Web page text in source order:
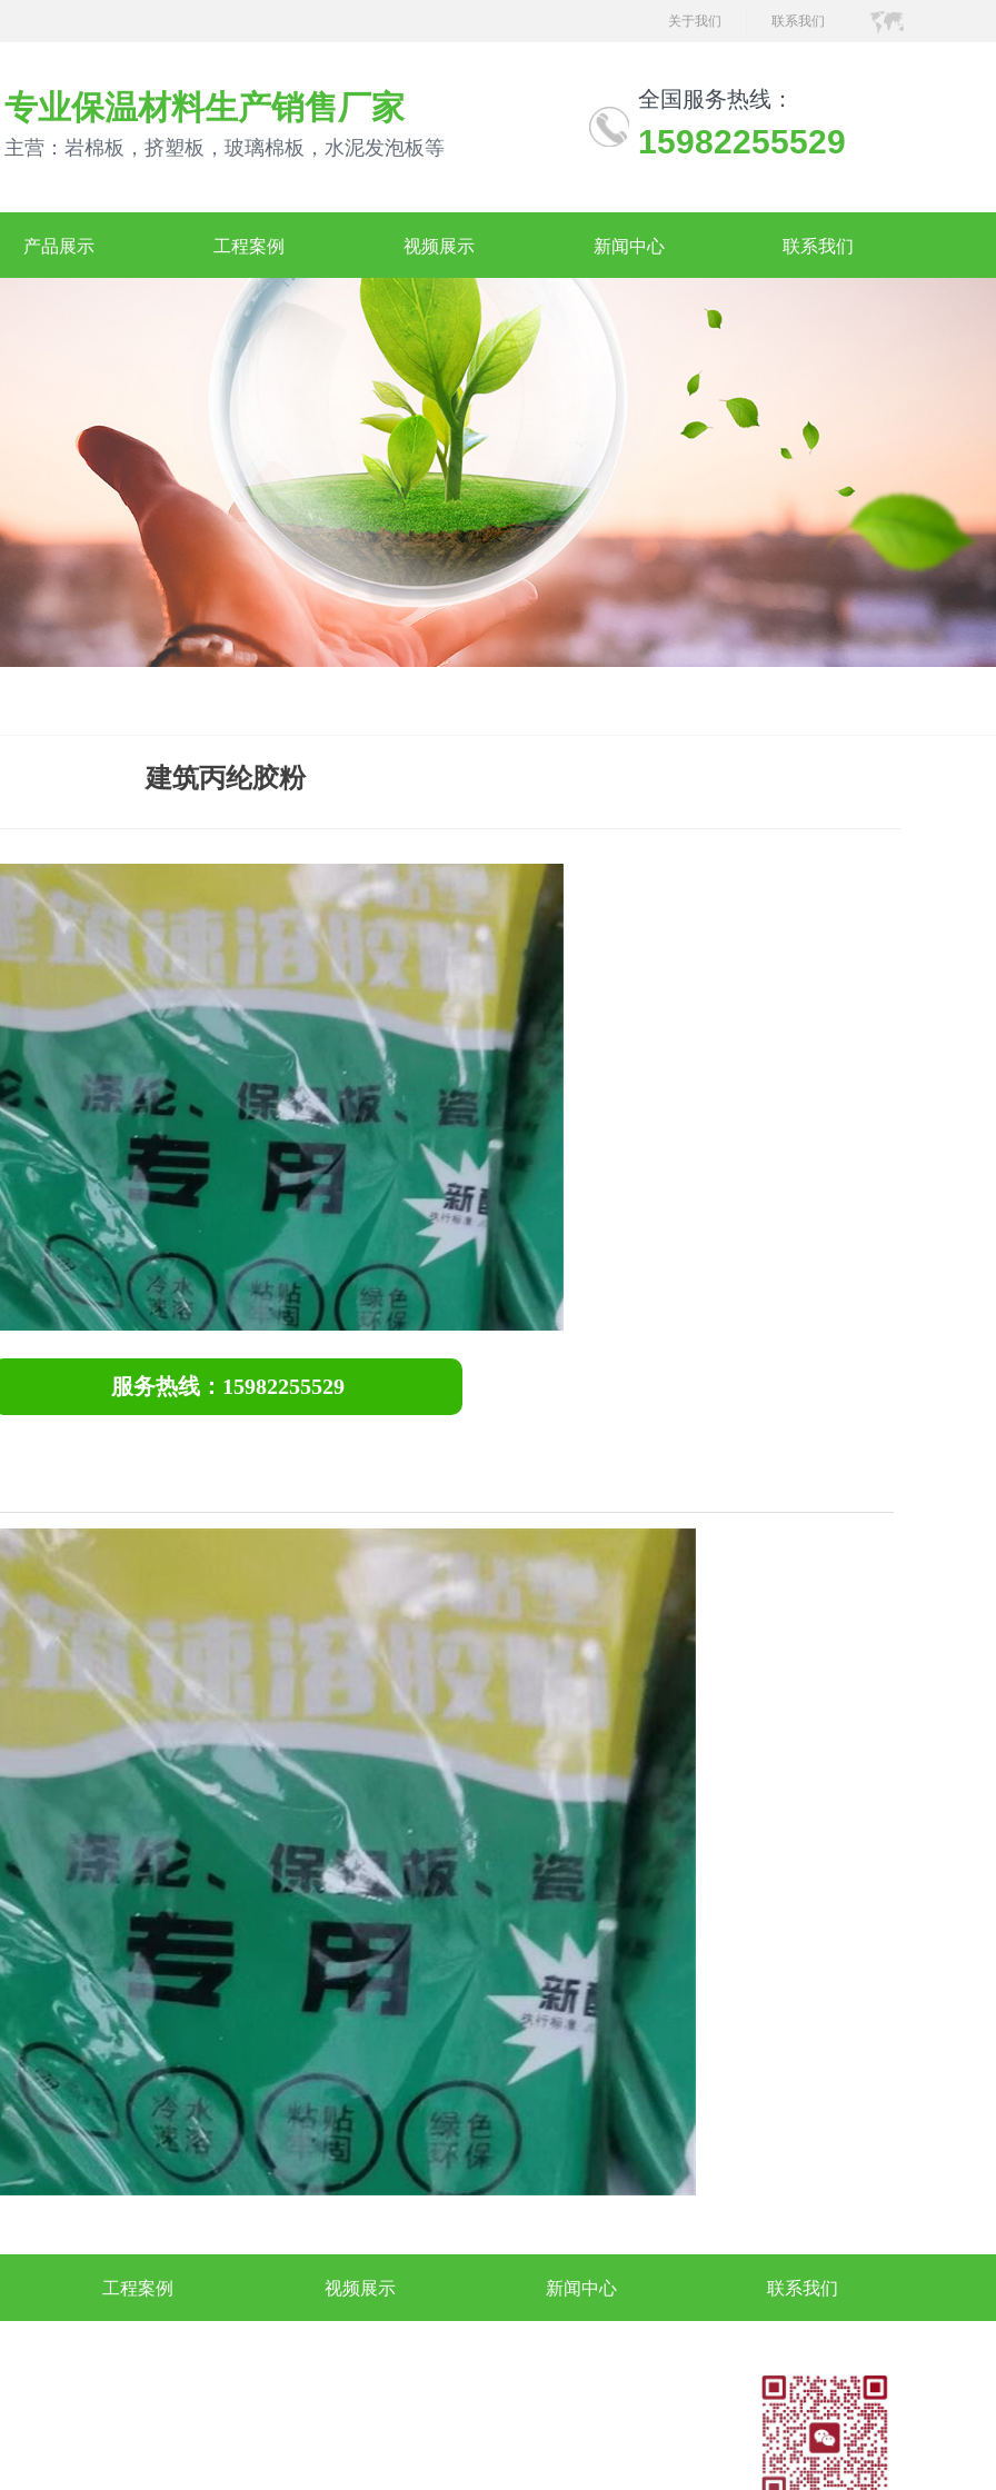
关于我们 联系我们
全国服务热线：
15982255529
专业保温材料生产销售厂家
主营：岩棉板，挤塑板，玻璃棉板，水泥发泡板等
产品展示 工程案例 视频展示 新闻中心 联系我们
建筑丙纶胶粉
服务热线：15982255529
工程案例 视频展示 新闻中心 联系我们